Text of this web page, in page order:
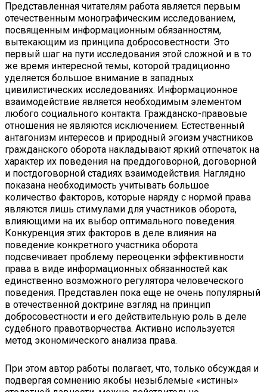
Представленная читателям работа является первым
отечественным монографическим исследованием,
посвященным информационным обязанностям,
вытекающим из принципа добросовестности. Это
первый шаг на пути исследования этой сложной и в то
же время интересной темы, которой традиционно
уделяется большое внимание в западных
цивилистических исследованиях. Информационное
взаимодействие является необходимым элементом
любого социального контакта. Гражданско-правовые
отношения не являются исключением. Естественный
антагонизм интересов и природный эгоизм участников
гражданского оборота накладывают яркий отпечаток на
характер их поведения на преддоговорной, договорной
и постдоговорной стадиях взаимодействия. Наглядно
показана необходимость учитывать большое
количество факторов, которые наряду с нормой права
являются лишь стимулами для участников оборота,
влияющими на их выбор оптимального поведения.
Конкуренция этих факторов в деле влияния на
поведение конкретного участника оборота
подсвечивает проблему переоценки эффективности
права в виде информационных обязанностей как
единственно возможного регулятора человеческого
поведения. Представлен пока еще не очень популярный
в отечественной доктрине взгляд на принцип
добросовестности и его действительную роль в деле
судебного правотворчества. Активно используется
метод экономического анализа права.
При этом автор работы полагает, что, только обсуждая и
подвергая сомнению якобы незыблемые «истины»